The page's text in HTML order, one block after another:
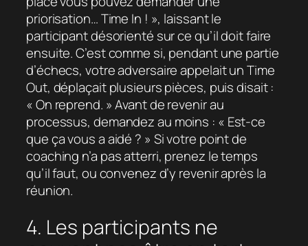
priorisation… Time In ! », laissant le
participant désorienté sur ce qu’il doit faire
ensuite. C’est comme si, pendant une partie
d’échecs, votre adversaire appelait un Time
Out, déplaçait plusieurs pièces, puis disait :
« On reprend. » Avant de revenir au
processus, demandez au moins : « Est-ce
que ça vous a aidé ? » Si votre point de
coaching n’a pas atterri, prenez le temps
qu’il faut, ou convenez d’y revenir après la
réunion.
4. Les participants ne